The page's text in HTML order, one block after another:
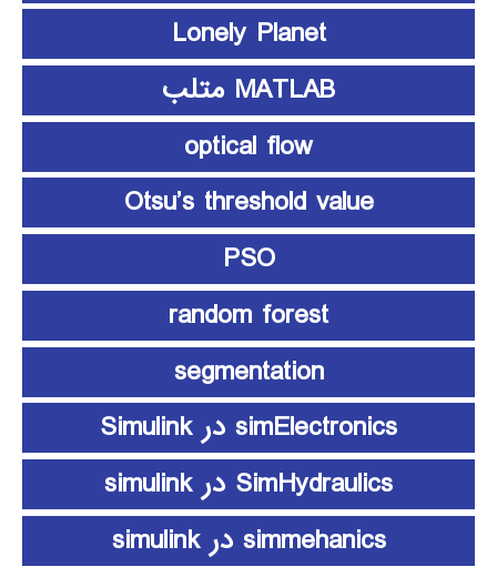
Lonely Planet
MATLAB متلب
optical flow
Otsu’s threshold value
PSO
random forest
segmentation
simElectronics در Simulink
SimHydraulics در simulink
simmehanics در simulink